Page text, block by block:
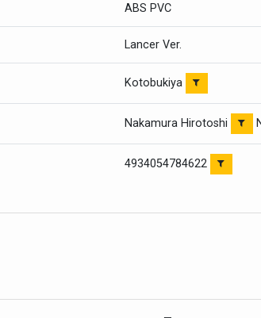
ABS PVC
Lancer Ver.
Kotobukiya
Nakamura Hirotoshi
4934054784622